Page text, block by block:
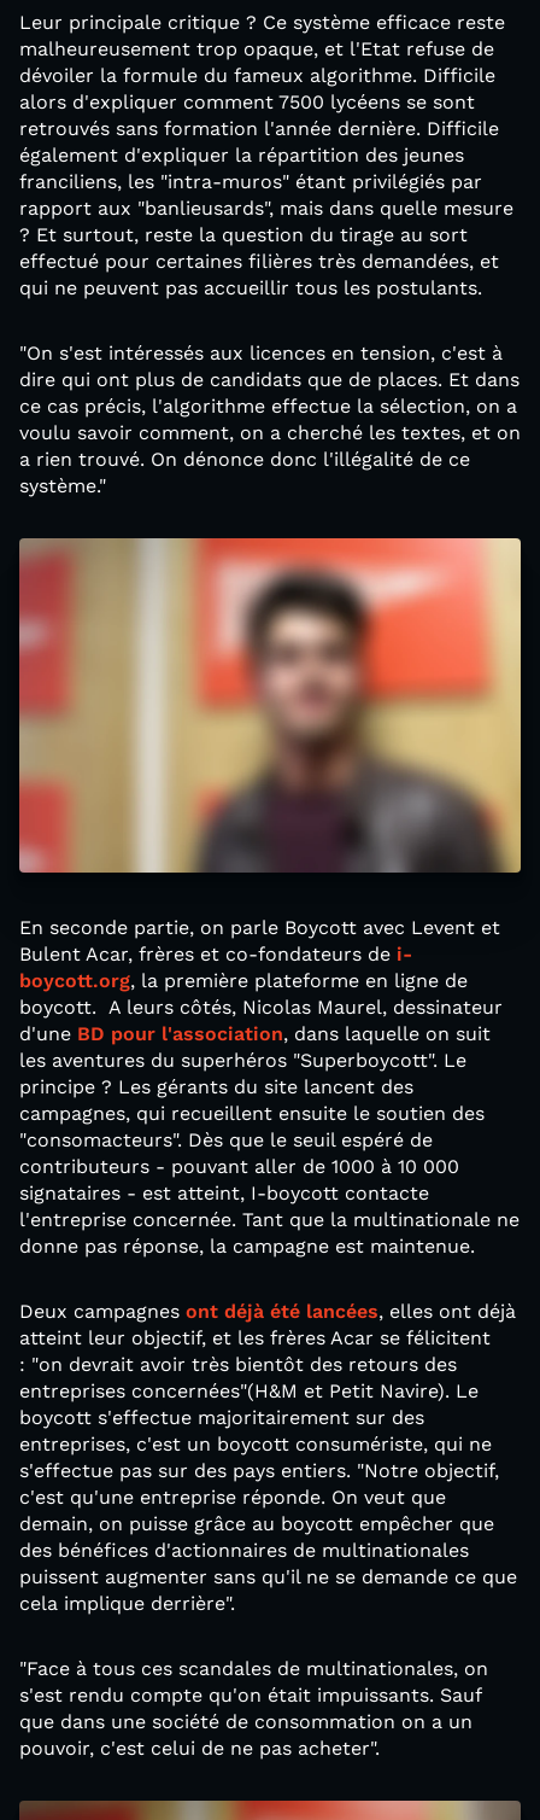
Leur principale critique ? Ce système efficace reste
malheureusement trop opaque, et l'Etat refuse de
dévoiler la formule du fameux algorithme. Difficile
alors d'expliquer comment 7500 lycéens se sont
retrouvés sans formation l'année dernière. Difficile
également d'expliquer la répartition des jeunes
franciliens, les "intra-muros" étant privilégiés par
rapport aux "banlieusards", mais dans quelle mesure
? Et surtout, reste la question du tirage au sort
effectué pour certaines filières très demandées, et
qui ne peuvent pas accueillir tous les postulants.
"On s'est intéressés aux licences en tension, c'est à
dire qui ont plus de candidats que de places. Et dans
ce cas précis, l'algorithme effectue la sélection, on a
voulu savoir comment, on a cherché les textes, et on
a rien trouvé. On dénonce donc l'illégalité de ce
système."
En seconde partie, on parle Boycott avec Levent et
Bulent Acar, frères et co-fondateurs de i-
boycott.org, la première plateforme en ligne de
boycott. A leurs côtés, Nicolas Maurel, dessinateur
d'une BD pour l'association, dans laquelle on suit
les aventures du superhéros "Superboycott". Le
principe ? Les gérants du site lancent des
campagnes, qui recueillent ensuite le soutien des
"consomacteurs". Dès que le seuil espéré de
contributeurs - pouvant aller de 1000 à 10 000
signataires - est atteint, I-boycott contacte
l'entreprise concernée. Tant que la multinationale ne
donne pas réponse, la campagne est maintenue.
Deux campagnes ont déjà été lancées, elles ont déjà
atteint leur objectif, et les frères Acar se félicitent
: "on devrait avoir très bientôt des retours des
entreprises concernées"(H&M et Petit Navire). Le
boycott s'effectue majoritairement sur des
entreprises, c'est un boycott consumériste, qui ne
s'effectue pas sur des pays entiers. "Notre objectif,
c'est qu'une entreprise réponde. On veut que
demain, on puisse grâce au boycott empêcher que
des bénéfices d'actionnaires de multinationales
puissent augmenter sans qu'il ne se demande ce que
cela implique derrière".
"Face à tous ces scandales de multinationales, on
s'est rendu compte qu'on était impuissants. Sauf
que dans une société de consommation on a un
pouvoir, c'est celui de ne pas acheter".